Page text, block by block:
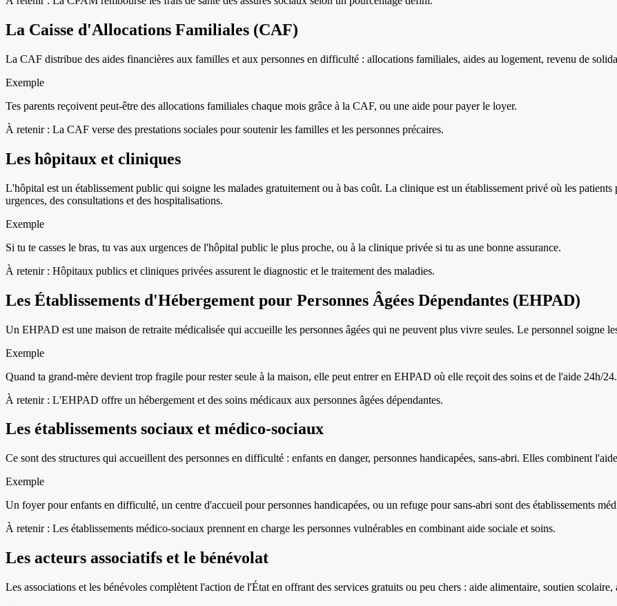
La Caisse d'Allocations Familiales (CAF)
La CAF distribue des aides financières aux familles et aux personnes en difficulté : allocations familiales, aides au logement, revenu de
Exemple
Tes parents reçoivent peut-être des allocations familiales chaque mois grâce à la CAF, ou une aide pour payer le loyer.
À retenir : La CAF verse des prestations sociales pour soutenir les familles et les personnes précaires.
Les hôpitaux et cliniques
L'hôpital est un établissement public qui soigne les malades gratuitement ou à bas coût. La clinique est un établissement privé où les
urgences, des consultations et des hospitalisations.
Exemple
Si tu te casses le bras, tu vas aux urgences de l'hôpital public le plus proche, ou à la clinique privée si tu as une bonne assurance.
À retenir : Hôpitaux publics et cliniques privées assurent le diagnostic et le traitement des maladies.
Les Établissements d'Hébergement pour Personnes Âgées Dépendantes (EHPAD)
Un EHPAD est une maison de retraite médicalisée qui accueille les personnes âgées qui ne peuvent plus vivre seules. Le personnel soigne
Exemple
Quand ta grand-mère devient trop fragile pour rester seule à la maison, elle peut entrer en EHPAD où elle reçoit des soins et de l'aide 24h/24.
À retenir : L'EHPAD offre un hébergement et des soins médicaux aux personnes âgées dépendantes.
Les établissements sociaux et médico-sociaux
Ce sont des structures qui accueillent des personnes en difficulté : enfants en danger, personnes handicapées, sans-abri. Elles combinent
Exemple
Un foyer pour enfants en difficulté, un centre d'accueil pour personnes handicapées, ou un refuge pour sans-abri sont des établissements
À retenir : Les établissements médico-sociaux prennent en charge les personnes vulnérables en combinant aide sociale et soins.
Les acteurs associatifs et le bénévolat
Les associations et les bénévoles complètent l'action de l'État en offrant des services gratuits ou peu chers : aide alimentaire, soutien